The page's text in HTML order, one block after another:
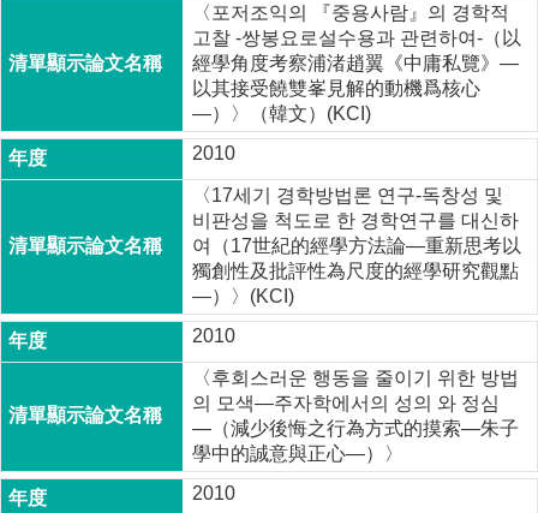
〈포저조익의 『중용사람』의 경학적
고찰 -쌍봉요로설수용과 관련하여-（以
經學角度考察浦渚趙翼《中庸私覽》―
以其接受饒雙峯見解的動機爲核心
―）〉（韓文）(KCI)
2010
〈17세기 경학방법론 연구-독창성 및
비판성을 척도로 한 경학연구를 대신하
여（17世紀的經學方法論―重新思考以
獨創性及批評性為尺度的經學研究觀點
―）〉(KCI)
2010
〈후회스러운 행동을 줄이기 위한 방법
의 모색―주자학에서의 성의 와 정심
―（減少後悔之行為方式的摸索―朱子
學中的誠意與正心―）〉
2010